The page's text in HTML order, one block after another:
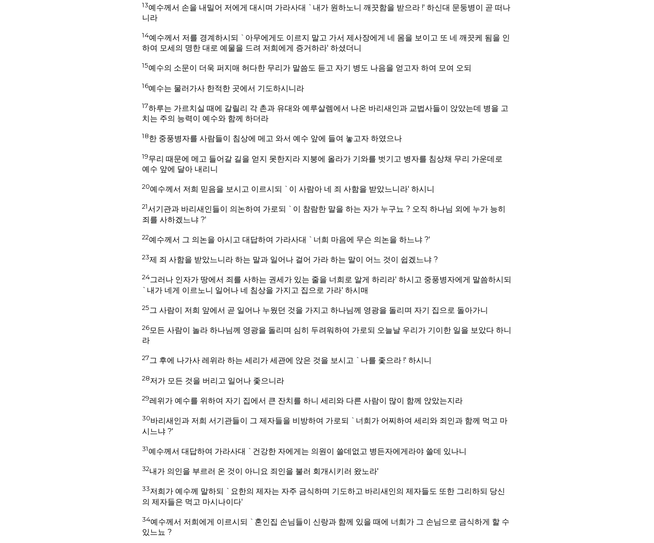
13예수께서 손을 내밀어 저에게 대시며 가라사대 `내가 원하노니 깨끗함을 받으라 !' 하신대 문둥병이 곧 떠나
니라
14예수께서 저를 경계하시되 `아무에게도 이르지 말고 가서 제사장에게 네 몸을 보이고 또 네 깨끗케 됨을 인
하여 모세의 명한 대로 예물을 드려 저희에게 증거하라' 하셨더니
15예수의 소문이 더욱 퍼지매 허다한 무리가 말씀도 듣고 자기 병도 나음을 얻고자 하여 모여 오되
16예수는 물러가사 한적한 곳에서 기도하시니라
17하루는 가르치실 때에 갈릴리 각 촌과 유대와 예루살렘에서 나온 바리새인과 교법사들이 앉았는데 병을 고
치는 주의 능력이 예수와 함께 하더라
18한 중풍병자를 사람들이 침상에 메고 와서 예수 앞에 들여 놓고자 하였으나
19무리 때문에 메고 들어갈 길을 얻지 못한지라 지붕에 올라가 기와를 벗기고 병자를 침상채 무리 가운데로
예수 앞에 달아 내리니
20예수께서 저희 믿음을 보시고 이르시되 `이 사람아 네 죄 사함을 받았느니라' 하시니
21서기관과 바리새인들이 의논하여 가로되 `이 참람한 말을 하는 자가 누구뇨 ? 오직 하나님 외에 누가 능히
죄를 사하겠느냐 ?'
22예수께서 그 의논을 아시고 대답하여 가라사대 `너희 마음에 무슨 의논을 하느냐 ?'
23제 죄 사함을 받았느니라 하는 말과 일어나 걸어 가라 하는 말이 어느 것이 쉽겠느냐 ?
24그러나 인자가 땅에서 죄를 사하는 권세가 있는 줄을 너희로 알게 하리라' 하시고 중풍병자에게 말씀하시되
`내가 네게 이르노니 일어나 네 침상을 가지고 집으로 가라' 하시매
25그 사람이 저희 앞에서 곧 일어나 누웠던 것을 가지고 하나님께 영광을 돌리며 자기 집으로 돌아가니
26모든 사람이 놀라 하나님께 영광을 돌리며 심히 두려워하여 가로되 오늘날 우리가 기이한 일을 보았다 하니
라
27그 후에 나가사 레위라 하는 세리가 세관에 앉은 것을 보시고 `나를 좇으라 !' 하시니
28저가 모든 것을 버리고 일어나 좇으니라
29레위가 예수를 위하여 자기 집에서 큰 잔치를 하니 세리와 다른 사람이 많이 함께 앉았는지라
30바리새인과 저희 서기관들이 그 제자들을 비방하여 가로되 `너희가 어찌하여 세리와 죄인과 함께 먹고 마
시느냐 ?'
31예수께서 대답하여 가라사대 `건강한 자에게는 의원이 쓸데없고 병든자에게라야 쓸데 있나니
32내가 의인을 부르러 온 것이 아니요 죄인을 불러 회개시키러 왔노라'
33저희가 예수께 말하되 `요한의 제자는 자주 금식하며 기도하고 바리새인의 제자들도 또한 그리하되 당신
의 제자들은 먹고 마시나이다'
34예수께서 저희에게 이르시되 `혼인집 손님들이 신랑과 함께 있을 때에 너희가 그 손님으로 금식하게 할 수
있느뇨 ?